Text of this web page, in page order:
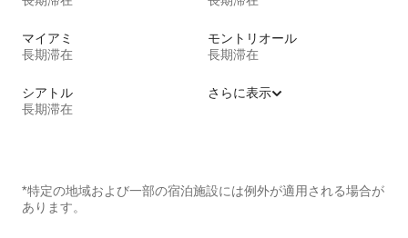
マイアミ
長期滞在
モントリオール
長期滞在
シアトル
長期滞在
さらに表示
*特定の地域および一部の宿泊施設には例外が適用される場合が
あります。